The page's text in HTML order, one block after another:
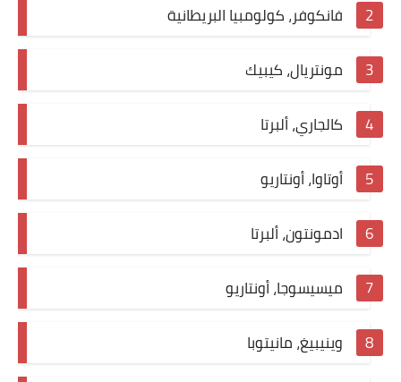
فانكوفر، كولومبيا البريطانية
مونتريال، كيبيك
كالجاري، ألبرتا
أوتاوا، أونتاريو
ادمونتون، ألبرتا
ميسيسوجا، أونتاريو
وينيبيغ، مانيتوبا